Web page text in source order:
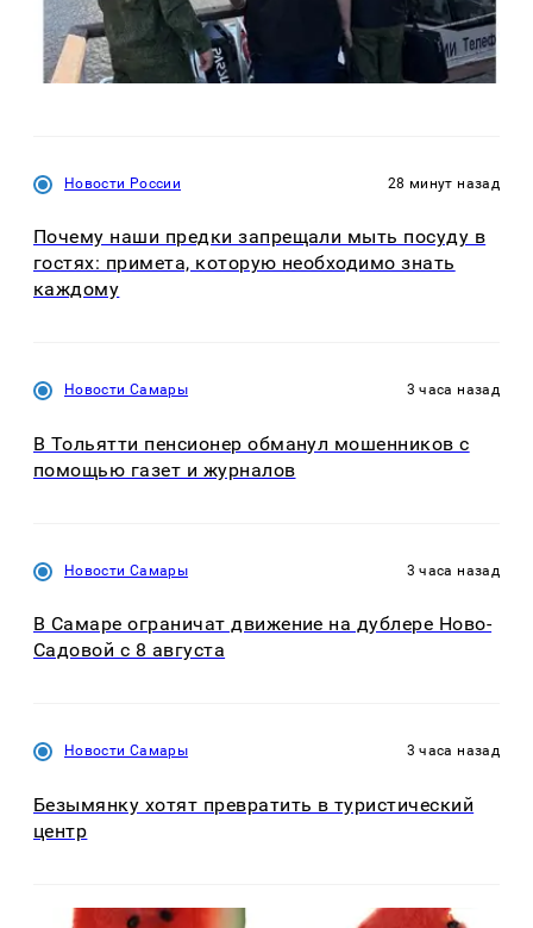
Новости России 28 минут назад
Почему наши предки запрещали мыть посуду в
гостях: примета, которую необходимо знать
каждому
Новости Самары 3 часа назад
В Тольятти пенсионер обманул мошенников с
помощью газет и журналов
Новости Самары 3 часа назад
В Самаре ограничат движение на дублере Ново-
Садовой с 8 августа
Новости Самары 3 часа назад
Безымянку хотят превратить в туристический
центр